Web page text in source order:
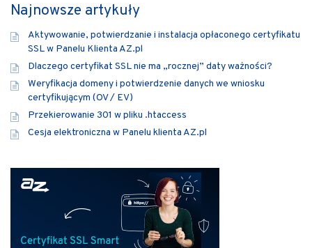
Najnowsze artykuły
Aktywowanie, potwierdzanie i instalacja opłaconego certyfikatu
SSL w Panelu Klienta AZ.pl
Dlaczego certyfikat SSL nie ma „rocznej” daty ważności?
Weryfikacja domeny i potwierdzenie danych we wniosku
certyfikującym (OV / EV)
Przekierowanie 301 w pliku .htaccess
Cesja elektroniczna w Panelu klienta AZ.pl